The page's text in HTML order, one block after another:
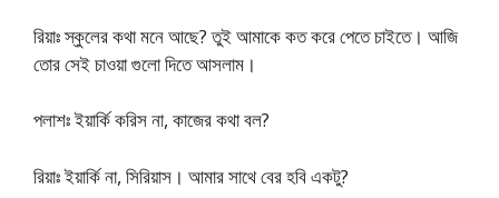
রিয়াঃ স্কুলের কথা মনে আছে? তুই আমাকে কত করে পেতে চাইতে। আজি
তোর সেই চাওয়া গুলো দিতে আসলাম।
পলাশঃ ইয়ার্কি করিস না, কাজের কথা বল?
রিয়াঃ ইয়ার্কি না, সিরিয়াস। আমার সাথে বের হবি একটু?